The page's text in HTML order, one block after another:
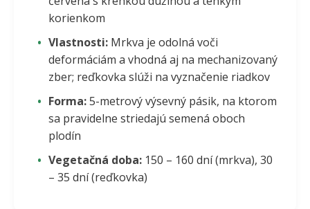
korienkom
Vlastnosti: Mrkva je odolná voči
deformáciám a vhodná aj na mechanizovaný
zber; reďkovka slúži na vyznačenie riadkov
Forma:5-metrový výsevný pásik, na ktorom
sa pravidelne striedajú semená oboch
plodín
Vegetačná doba: 150 – 160 dní (mrkva), 30
– 35 dní (reďkovka)